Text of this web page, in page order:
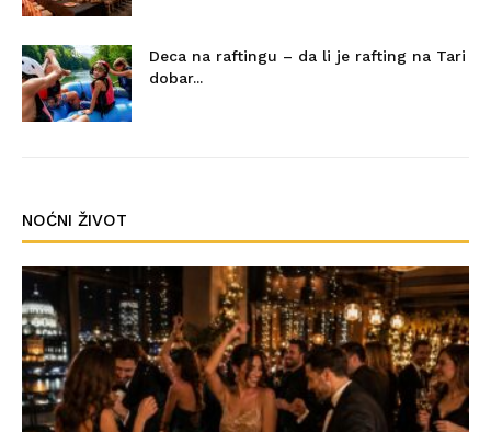
Deca na raftingu – da li je rafting na Tari
dobar...
NOĆNI ŽIVOT